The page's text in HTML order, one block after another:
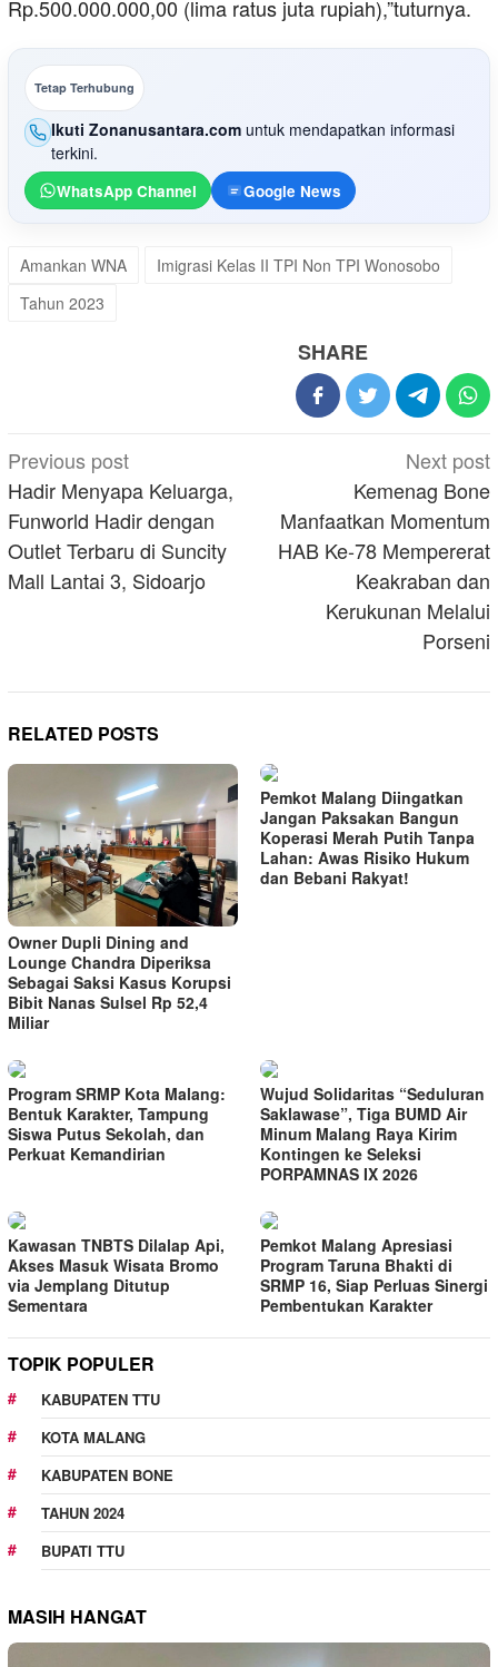
Rp.500.000.000,00 (lima ratus juta rupiah),”tuturnya.
Tetap Terhubung
Ikuti Zonanusantara.com untuk mendapatkan informasi
terkini.
WhatsApp Channel Google News
Amankan WNA
Imigrasi Kelas II TPI Non TPI Wonosobo
Tahun 2023
SHARE
Post
navigation
Previous post
Hadir Menyapa Keluarga,
Funworld Hadir dengan
Outlet Terbaru di Suncity
Mall Lantai 3, Sidoarjo
Next post
Kemenag Bone
Manfaatkan Momentum
HAB Ke-78 Mempererat
Keakraban dan
Kerukunan Melalui
Porseni
RELATED POSTS
Owner Dupli Dining and
Lounge Chandra Diperiksa
Sebagai Saksi Kasus Korupsi
Bibit Nanas Sulsel Rp 52,4
Miliar
Pemkot Malang Diingatkan
Jangan Paksakan Bangun
Koperasi Merah Putih Tanpa
Lahan: Awas Risiko Hukum
dan Bebani Rakyat!
Program SRMP Kota Malang:
Bentuk Karakter, Tampung
Siswa Putus Sekolah, dan
Perkuat Kemandirian
Wujud Solidaritas “Seduluran
Saklawase”, Tiga BUMD Air
Minum Malang Raya Kirim
Kontingen ke Seleksi
PORPAMNAS IX 2026
Kawasan TNBTS Dilalap Api,
Akses Masuk Wisata Bromo
via Jemplang Ditutup
Sementara
Pemkot Malang Apresiasi
Program Taruna Bhakti di
SRMP 16, Siap Perluas Sinergi
Pembentukan Karakter
TOPIK POPULER
KABUPATEN TTU
KOTA MALANG
KABUPATEN BONE
TAHUN 2024
BUPATI TTU
MASIH HANGAT